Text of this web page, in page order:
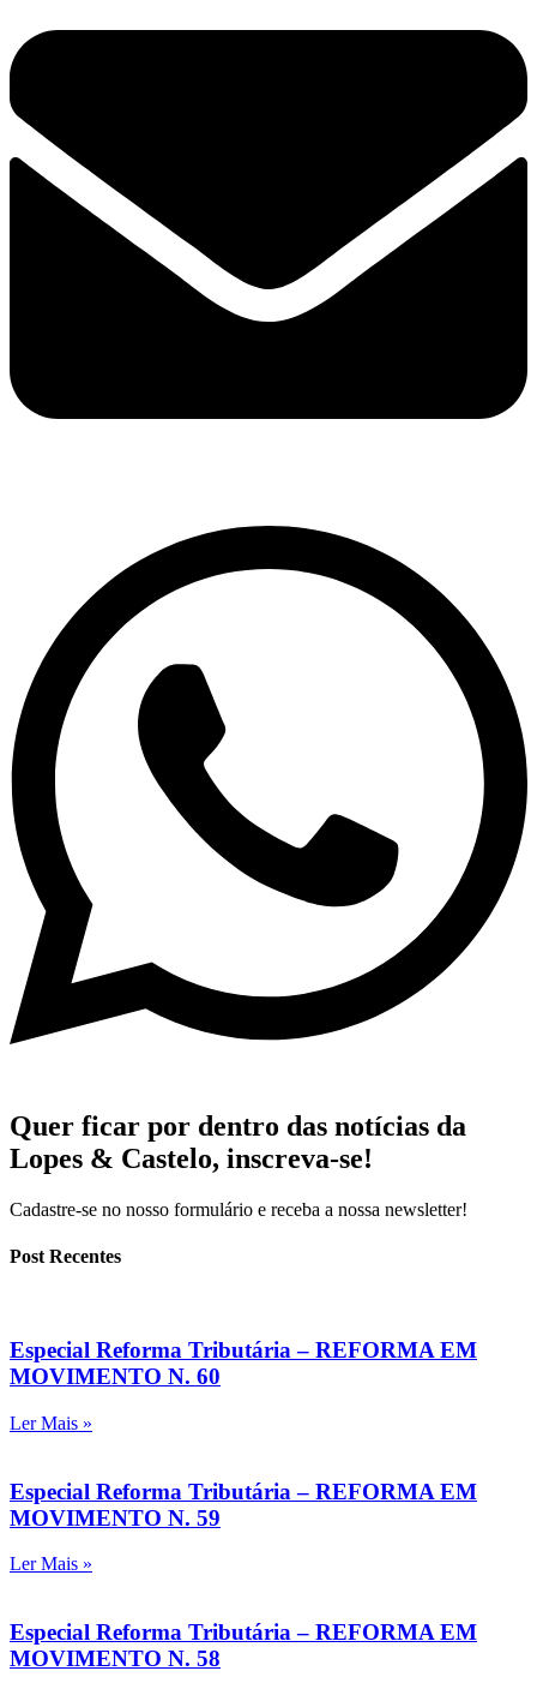
Quer ficar por dentro das notícias da
Lopes & Castelo, inscreva-se!
Cadastre-se no nosso formulário e receba a nossa newsletter!
Post Recentes
Especial Reforma Tributária – REFORMA EM
MOVIMENTO N. 60
Ler Mais »
Especial Reforma Tributária – REFORMA EM
MOVIMENTO N. 59
Ler Mais »
Especial Reforma Tributária – REFORMA EM
MOVIMENTO N. 58